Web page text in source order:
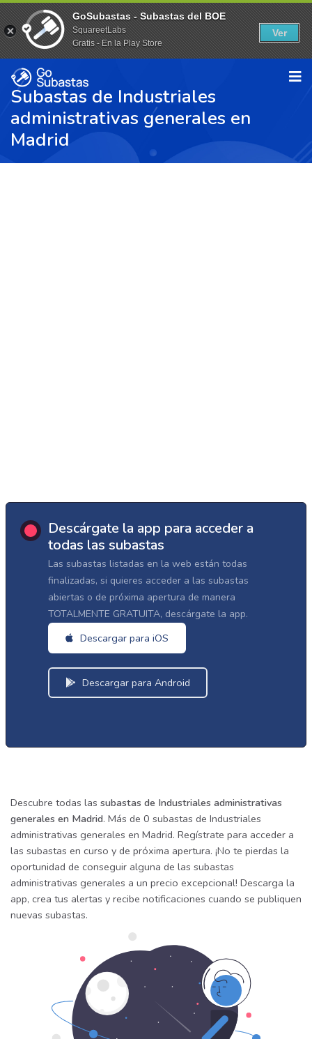
Subastas de Industriales
administrativas generales en
Madrid
Descárgate la app para acceder a
todas las subastas
Las subastas listadas en la web están todas
finalizadas, si quieres acceder a las subastas
abiertas o de próxima apertura de manera
TOTALMENTE GRATUITA, descárgate la app.
Descargar para iOS
Descargar para Android
Descubre todas las subastas de Industriales administrativas
generales en Madrid. Más de 0 subastas de Industriales
administrativas generales en Madrid. Regístrate para acceder a
las subastas en curso y de próxima apertura. ¡No te pierdas la
oportunidad de conseguir alguna de las subastas
administrativas generales a un precio excepcional! Descarga la
app, crea tus alertas y recibe notificaciones cuando se publiquen
nuevas subastas.
GoSubastas - Subastas del BOE
SquareetLabs
Gratis - En la Play Store
Ver